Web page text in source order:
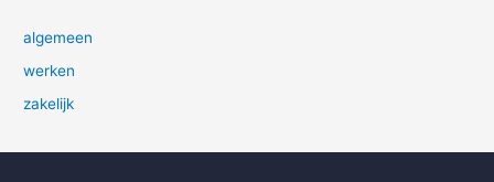
algemeen
werken
zakelijk